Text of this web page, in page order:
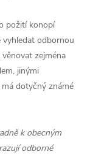
požití konopí
odbornou
zejména
jinými
dotyčný známé
k obecným
odborné